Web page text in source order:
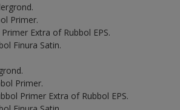
Primer.
Extra of Rubbol EPS.
Finura Satin.
Primer.
Primer Extra of Rubbol EPS.